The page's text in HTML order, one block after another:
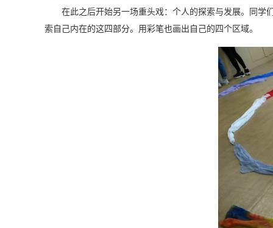
在此之后开始另一场重头戏：个人的探索与发展。同学
索自己内在的这四部分。用彩笔也画出自己的四个区域。